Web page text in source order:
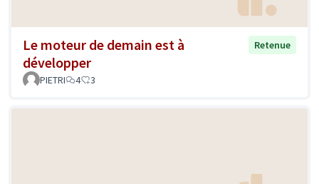
Le moteur de demain est à
développer
Retenue
PIETRI 4 3